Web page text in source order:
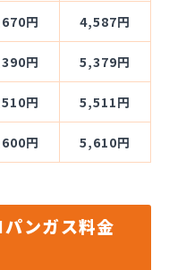
円 4,587円
円 5,379円
円 5,511円
円 5,610円
パンガス料金